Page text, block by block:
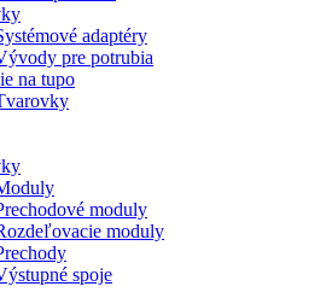
adaptéry
pre potrubia
na tupo
moduly
moduly
spoje